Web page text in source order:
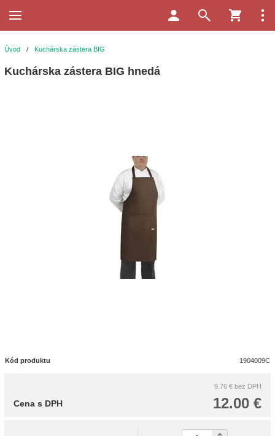
Úvod / Kuchárska zástera BIG
Kuchárska zástera BIG hnedá
Kód produktu 1904009C
9.76 € bez DPH
12.00 €
Cena s DPH